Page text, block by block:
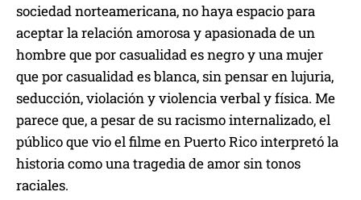
sociedad norteamericana, no haya espacio para
aceptar la relación amorosa y apasionada de un
hombre que por casualidad es negro y una mujer
que por casualidad es blanca, sin pensar en lujuria,
seducción, violación y violencia verbal y física. Me
parece que, a pesar de su racismo internalizado, el
público que vio el filme en Puerto Rico interpretó la
historia como una tragedia de amor sin tonos
raciales.